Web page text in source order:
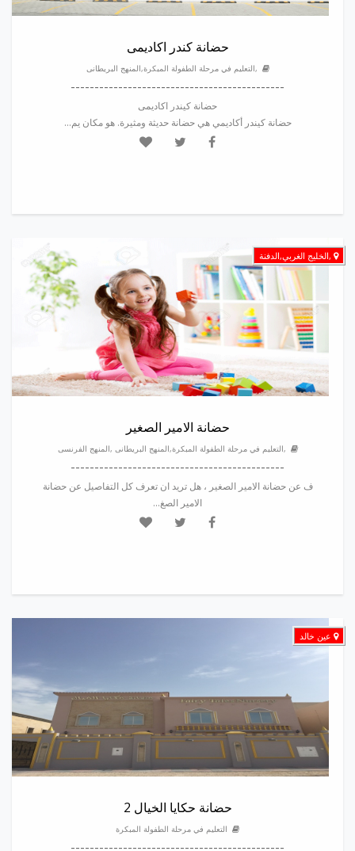
حضانة كندر اكاديمى
,التعليم في مرحلة الطفولة المبكرة,المنهج البريطانى
---------------------------------------------
حضانة كيندر اكاديمى
حضانة كيندر أكاديمي هي حضانة حديثة ومثيرة. هو مكان يم...
,الخليج الغربي,الدفنة
حضانة الامير الصغير
,التعليم في مرحلة الطفولة المبكرة,المنهج البريطانى ,المنهج الفرنسى
---------------------------------------------
ف عن حضانة الامير الصغير ، هل تريد ان تعرف كل التفاصيل عن حضانة
الامير الصغ...
عين خالد
حضانة حكايا الخيال 2
التعليم في مرحلة الطفولة المبكرة
---------------------------------------------